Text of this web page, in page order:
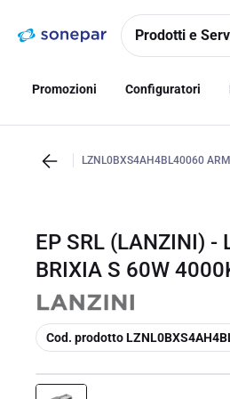
navigazionealla
Prodotti e
Promozioni Configuratori
LZNL0BXS4AH4BL40060
EP SRL (LANZINI) -
BRIXIA S 60W
copia
Cod. prodotto